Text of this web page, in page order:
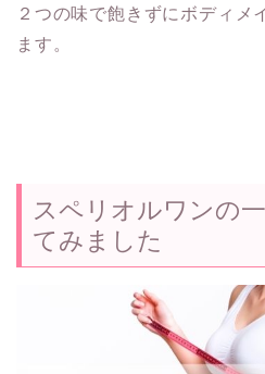
２つの味で飽きずにボディメ
ます。
スペリオルワンの
てみました